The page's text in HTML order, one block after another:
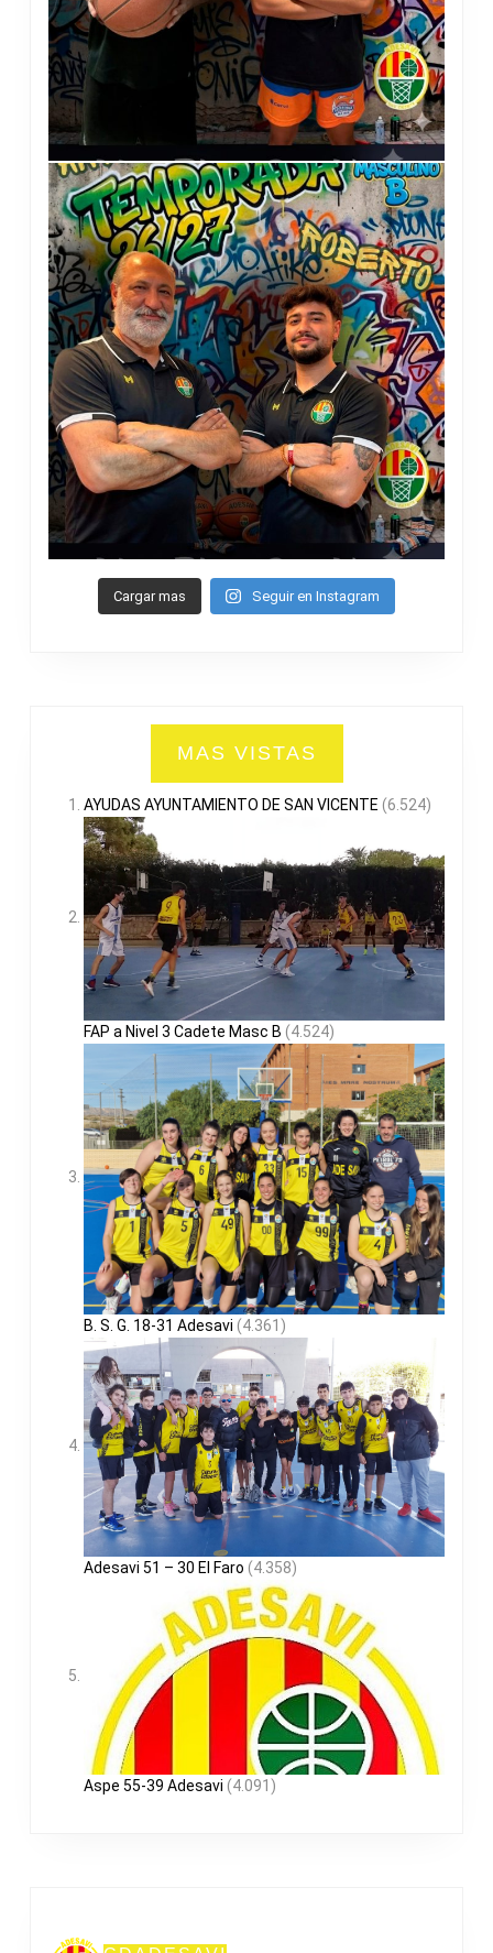
Cargar mas Seguir en Instagram
MAS VISTAS
AYUDAS AYUNTAMIENTO DE SAN VICENTE (6.524)
FAP a Nivel 3 Cadete Masc B (4.524)
B. S. G. 18-31 Adesavi (4.361)
Adesavi 51 – 30 El Faro (4.358)
Aspe 55-39 Adesavi (4.091)